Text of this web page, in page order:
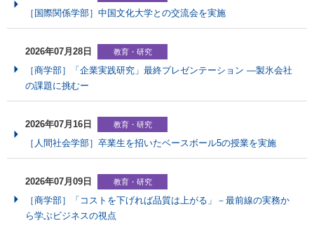
［国際関係学部］中国文化大学との交流会を実施
2026年07月28日 教育・研究
［商学部］「企業実践研究」最終プレゼンテーション ―製氷会社
の課題に挑むー
2026年07月16日 教育・研究
［人間社会学部］卒業生を招いたベースボール5の授業を実施
2026年07月09日 教育・研究
［商学部］「コストを下げれば品質は上がる」－最前線の実務か
ら学ぶビジネスの視点